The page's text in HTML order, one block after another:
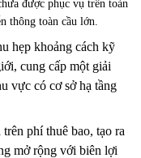
được phục vụ trên toàn
thông toàn cầu lớn.
hẹp khoảng cách kỹ
cung cấp một giải
vực có cơ sở hạ tầng
phí thuê bao, tạo ra
mở rộng với biên lợi